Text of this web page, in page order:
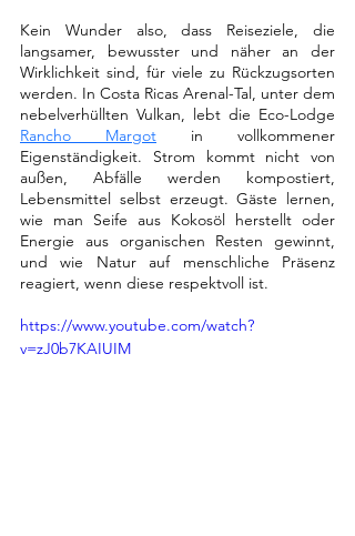
Kein Wunder also, dass Reiseziele, die
langsamer, bewusster und näher an der
Wirklichkeit sind, für viele zu Rückzugsorten
werden. In Costa Ricas Arenal-Tal, unter dem
Rancho Margot in vollkommener
Eigenständigkeit. Strom kommt nicht von
außen, Abfälle werden kompostiert,
Lebensmittel selbst erzeugt. Gäste lernen,
wie man Seife aus Kokosöl herstellt oder
Energie aus organischen Resten gewinnt,
und wie Natur auf menschliche Präsenz
reagiert, wenn diese respektvoll ist.
https://www.youtube.com/watch?
v=zJ0b7KAIUIM